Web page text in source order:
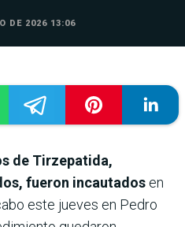
DE 2026 13:06
de Tirzepatida,
fueron incautados en
este jueves en Pedro